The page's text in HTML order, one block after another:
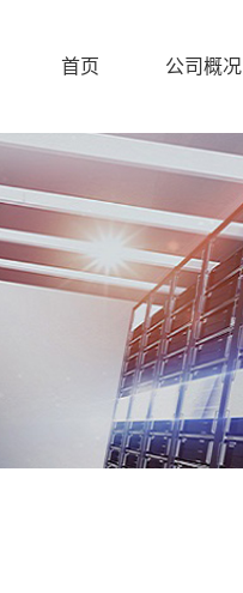
首页 公司概况